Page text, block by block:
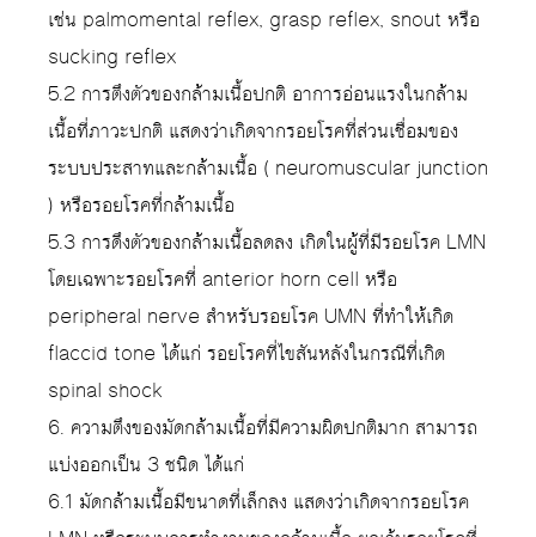
เช่น palmomental reflex, grasp reflex, snout หรือ
sucking reflex
5.2 การตึงตัวของกล้ามเนื้อปกติ อาการอ่อนแรงในกล้าม
เนื้อที่ภาวะปกติ แสดงว่าเกิดจากรอยโรคที่ส่วนเชื่อมของ
ระบบประสาทและกล้ามเนื้อ ( neuromuscular junction
) หรือรอยโรคที่กล้ามเนื้อ
5.3 การดึงตัวของกล้ามเนื้อลดลง เกิดในผู้ที่มีรอยโรค LMN
โดยเฉพาะรอยโรคที่ anterior horn cell หรือ
peripheral nerve สำหรับรอยโรค UMN ที่ทำให้เกิด
flaccid tone ได้แก่ รอยโรคที่ไขสันหลังในกรณีที่เกิด
spinal shock
6. ความตึงของมัดกล้ามเนื้อที่มีความผิดปกติมาก สามารถ
แบ่งออกเป็น 3 ชนิด ได้แก่
6.1 มัดกล้ามเนื้อมีขนาดที่เล็กลง แสดงว่าเกิดจากรอยโรค